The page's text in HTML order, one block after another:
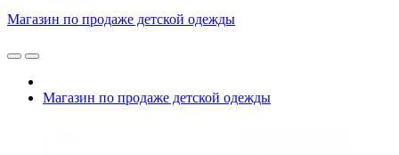
Магазин по продаже детской одежды
Магазин по продаже детской одежды